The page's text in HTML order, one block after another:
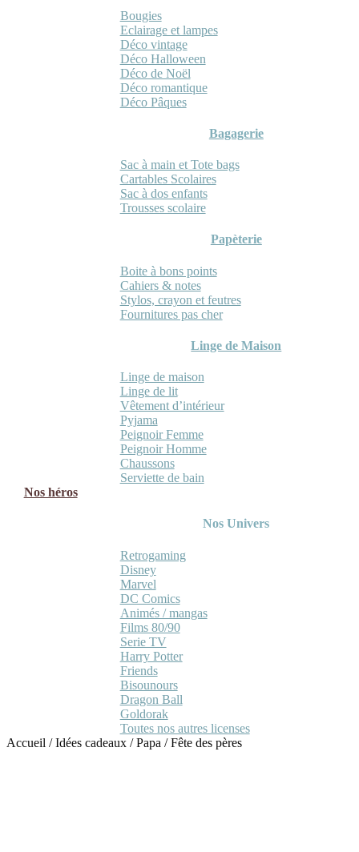
Bougies
Eclairage et lampes
Déco vintage
Déco Halloween
Déco de Noël
Déco romantique
Déco Pâques
Bagagerie
Sac à main et Tote bags
Cartables Scolaires
Sac à dos enfants
Trousses scolaire
Papèterie
Boite à bons points
Cahiers & notes
Stylos, crayon et feutres
Fournitures pas cher
Linge de Maison
Linge de maison
Linge de lit
Vêtement d’intérieur
Pyjama
Peignoir Femme
Peignoir Homme
Chaussons
Serviette de bain
Nos héros
Nos Univers
Retrogaming
Disney
Marvel
DC Comics
Animés / mangas
Films 80/90
Serie TV
Harry Potter
Friends
Bisounours
Dragon Ball
Goldorak
Toutes nos autres licenses
Accueil /Idées cadeaux /Papa /Fête des pères